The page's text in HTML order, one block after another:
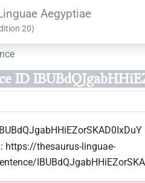
Aegyptiae
20)
ID
: https://thesaurus-linguae-